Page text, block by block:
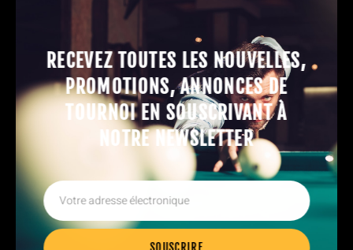
RECEVEZ TOUTES LES NOUVELLES,
PROMOTIONS, ANNONCES DE
TOURNOI EN SOUSCRIVANT À
NOTRE NEWSLETTER